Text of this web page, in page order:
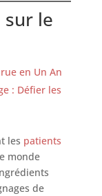
sur le
en Un An
: Défier les
les patients
monde
de